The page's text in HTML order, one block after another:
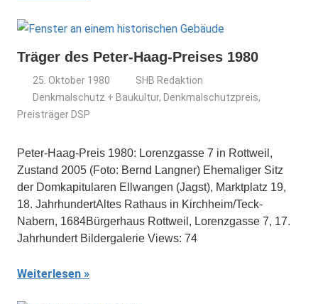
Träger des Peter-Haag-Preises 1980
25. Oktober 1980
SHB Redaktion
Denkmalschutz + Baukultur, Denkmalschutzpreis,
Preisträger DSP
Peter-Haag-Preis 1980: Lorenzgasse 7 in Rottweil,
Zustand 2005 (Foto: Bernd Langner) Ehemaliger Sitz
der Domkapitularen Ellwangen (Jagst), Marktplatz 19,
18. JahrhundertAltes Rathaus in Kirchheim/Teck-
Nabern, 1684Bürgerhaus Rottweil, Lorenzgasse 7, 17.
Jahrhundert Bildergalerie Views: 74
Weiterlesen